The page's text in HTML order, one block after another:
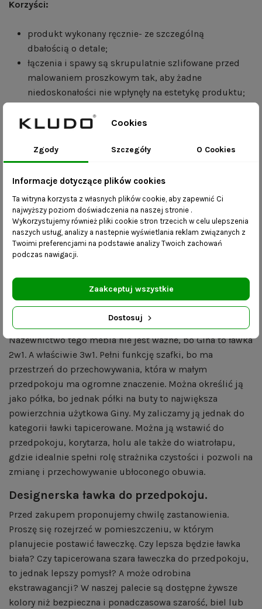
Korzyści:
produkt wykonany ręcznie- ze szczególną
dbałością o detale;
łączenia i spawy są skrupulatnie szlifowane przed
malowaniem proszkowym tak, aby żadne
niedoskonałości nie wpłynęły na estetykę produktu;
stabilność będąca efektem dokładności i precyzji
mebel jest kompletny, dostarczany do Państwa w
całości i nie wymaga skręcania;
dostępność różnych rozmiarów – w celu stworzenia
mebla w innym rozmiarze prosimy o kontakt z
naszym biurem obsługi;
Wykonanie zamówienia trwa do 21 dni roboczych.
Zdjęcia mają charakter poglądowy – na odbiór kolorów i
komputera lub monitora urządzenia mobilnego.
Półka na buty z siedziskiem? Tapicerowana
Nazewnictwo tego mebla nie jest ważne, bo Gina to ławka
2w1. A właściwie 3w1. Pełni funkcję szafki, bo ma
przestrzeń do przechowywania, która w małym
przedpokoju ma ogromne znaczenie. Można określić ją
jako półka, bo jednak półki na buty to największa
powierzchnia użytkowa Giny. My zaliczamy ją jednak do
kategorii ławki tapicerowane. Można ją wstawić do
przedpokoju, korytarza, holu ale także do wiatrołapu,
gdzie idealnie spełni rolę strażnika czystości i pozwoli na
zmianę i przechowywanie ubłoconego obuwia.
Designerska ławka do przedpokoju.
Przed zakupem proponujemy chwilę zastanowienia.
Proszę się rozejrzeć w pomieszczeniu, w którym
planujecie postawić ławeczkę. Czy lepsza będzie ławka
biała? Czy tapicerowana szara ławeczka do przedpokoju,
to jednak lepszy pomysł? A może odrobina
ekstrawagancji? W naszej palecie są dostępne żywsze
kolory niż bezpieczna i ponadczasowa szarość, biel lub
Cookies
Zgody Szczegóły O Cookies
Informacje dotyczące plików cookies
Ta witryna korzysta z własnych plików cookie, aby zapewnić Ci
najwyższy poziom doświadczenia na naszej stronie .
Wykorzystujemy również pliki cookie stron trzecich w celu ulepszenia
naszych usług, analizy a nastepnie wyświetlania reklam związanych z
Twoimi preferencjami na podstawie analizy Twoich zachowań
podczas nawigacji.
Dostosuj
Zaakceptuj wszystkie